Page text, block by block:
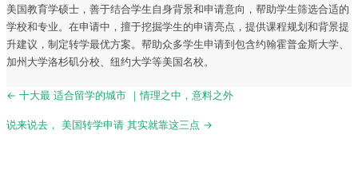
美国教育学硕士，善于结合学生自身背景和申请意向，帮助学生筛选合适的
学校和专业。在申请中，擅于挖掘学生的申请亮点，提供课程规划和背景提
升建议，制定转学最优方案。帮助众多学生申请到包含约翰霍普金斯大学、
加州大学洛杉矶分校、纽约大学等美国名校。
Post
← 十大最 适合留学的城市 ｜情理之中，意料之外
说来说去， 美国转学申请 其实就靠这三点 →